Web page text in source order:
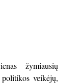
žymiausių
veikėjų,